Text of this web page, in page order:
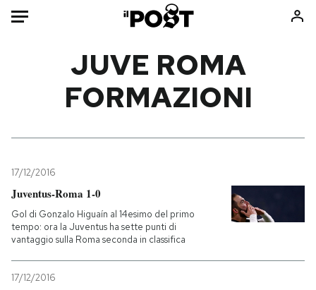
Mondo
Tecnologia
Internet
Scienza
Cultura
Economia
Sport
Libri
Ok Boomer!
Media
Europa
Altrecose
JUVE ROMA
FORMAZIONI
17/12/2016
Juventus-Roma 1-0
Gol di Gonzalo Higuaín al 14esimo del primo
tempo: ora la Juventus ha sette punti di
vantaggio sulla Roma seconda in classifica
17/12/2016